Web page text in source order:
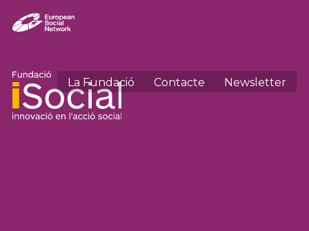
La Fundació Contacte Newsletter